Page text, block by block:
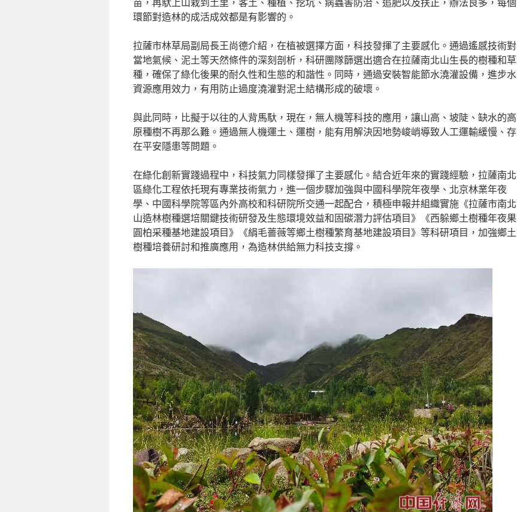
環節對造林的成活成效都是有影響的。
拉薩市林草局副局長王尚德介紹，在植被選擇方面，科技發揮了主要感化。通過遙感技術對
當地氣候、泥土等天然條件的深刻剖析，科研團隊篩選出適合在拉薩南北山生長的樹種和草
種，確保了綠化後果的耐久性和生態的和諧性。同時，通過安裝智能節水澆灌設備，進步水
資源應用效力，有用防止過度澆灌對泥土結構形成的破壞。
與此同時，比擬于以往的人背馬馱，現在，無人機等科技的應用，讓山高、坡陡、缺水的高
原種樹不再那么難。通過無人機運土、運樹，能有用解決因地勢峻峭導致人工運輸緩慢、存
在平安隱患等問題。
在綠化創新實踐過程中，科技氣力同樣發揮了主要感化。結合近年來的實踐經驗，拉薩南北
區綠化工程依托現有專業技術氣力，進一個步驟加強與中國科學院年夜學、北京林業年夜
學、中國科學院等區內外高校和科研院所交通一起配合，積極申報并組織實施《拉薩市南北
山造林樹種選培關鍵技術研發及生態環境效益和固碳潛力評估項目》《西躲鄉土樹種年夜果
圓柏采種基地建設項目》《絹毛薔薇等鄉土樹種繁育基地建設項目》等科研項目，加強鄉土
樹種培養研討和推廣應用，為造林供給無力科技支撐。